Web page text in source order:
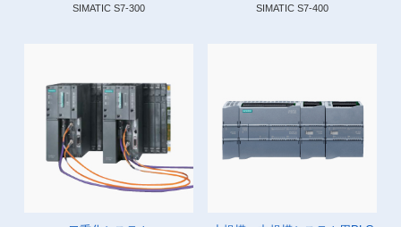
SIMATIC S7-300 SIMATIC S7-400